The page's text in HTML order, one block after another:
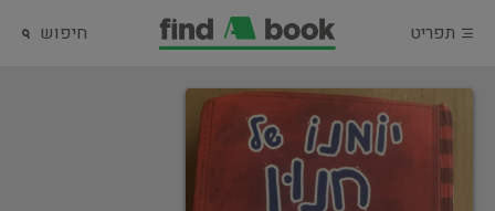
תפריט חיפוש